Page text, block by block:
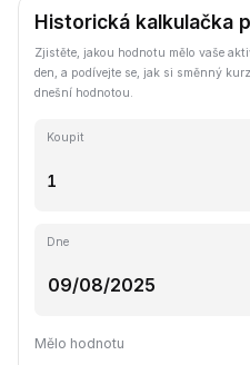
Historická kalkulačka
Zjistěte, jakou hodnotu mělo vaše
den, a podívejte se, jak si směnný
dnešní hodnotou.
Koupit
Dne
Mělo hodnotu